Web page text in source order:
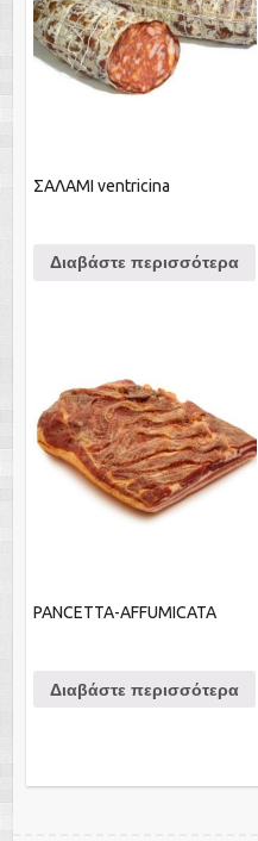
ΣΑΛΑΜΙ ventricina
Διαβάστε περισσότερα
PANCETTA-AFFUMICATA
Διαβάστε περισσότερα